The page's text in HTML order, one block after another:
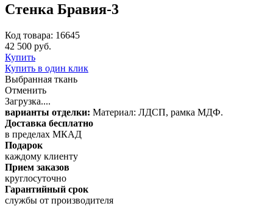
Стенка Бравия-3
Код товара: 16645
42 500 руб.
Купить
Купить в один клик
Выбранная ткань
Отменить
Загрузка....
варианты отделки: Материал: ЛДСП, рамка МДФ.
Доставка бесплатно
в пределах МКАД
Подарок
каждому клиенту
Прием заказов
круглосуточно
Гарантийный срок
службы от производителя